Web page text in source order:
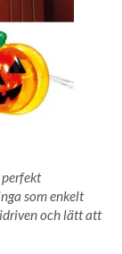
som enkelt
och lätt att